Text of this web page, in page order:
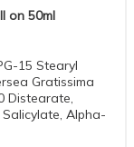
on 50ml
15 Stearyl
Gratissima
Distearate,
Alpha-